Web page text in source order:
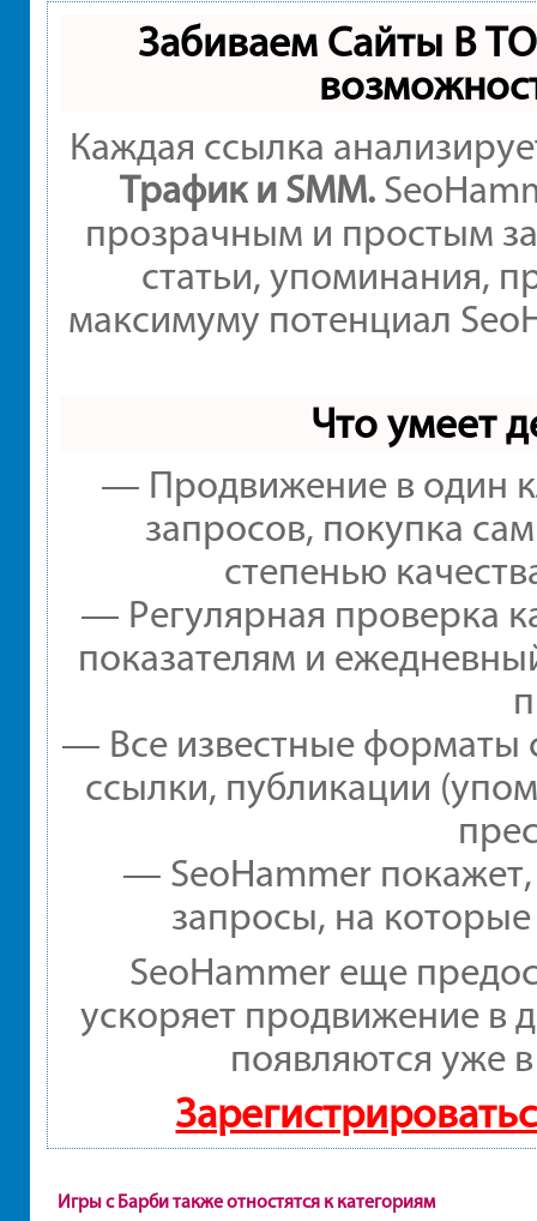
Забиваем Сайты В
Каждая ссылка
Трафик и SMM.
прозрачным и простым
статьи, упоминания,
максимуму потенциал
Что умеет
— Продвижение в один
запросов, покупка
степенью
— Регулярная проверка
показателям и
— Все известные форматы
ссылки, публикации
— SeoHammer покажет,
запросы, на
SeoHammer еще
ускоряет продвижение в
появляются уже
Игры с Барби также отностятся к категориям